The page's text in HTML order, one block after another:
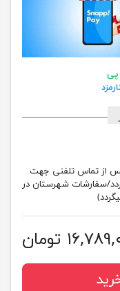
پی
پس از تماس تلفنی جهت
سفارشات شهرستان در
تومان